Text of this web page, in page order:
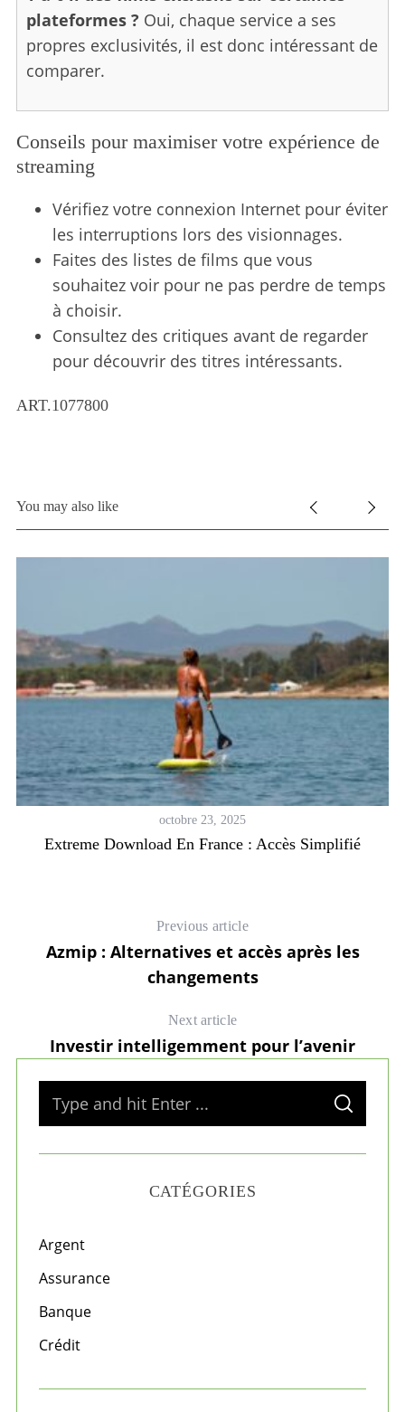
plateformes ? Oui, chaque service a ses
propres exclusivités, il est donc intéressant de
comparer.
Conseils pour maximiser votre expérience de
streaming
Vérifiez votre connexion Internet pour éviter
les interruptions lors des visionnages.
Faites des listes de films que vous
souhaitez voir pour ne pas perdre de temps
à choisir.
Consultez des critiques avant de regarder
pour découvrir des titres intéressants.
ART.1077800
You may also like
octobre 23, 2025
Extreme Download En France : Accès Simplifié
Previous article
Azmip : Alternatives et accès après les
changements
Next article
Investir intelligemment pour l’avenir
f
o
:
S
A
C
CATÉGORIES
Argent
Assurance
Banque
Crédit
o
r